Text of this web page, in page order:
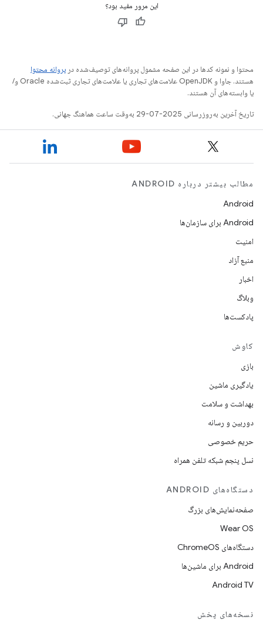
این مرور مفید بود؟
محتوا و نمونه کدها در این صفحه مشمول پروانه‌های توصیف‌شده در پروانه محتوا
هستند. جاوا و OpenJDK علامت‌های تجاری یا علامت‌های تجاری ثبت‌شده Oracle و/
یا وابسته‌های آن هستند.
تاریخ آخرین به‌روزرسانی 2025-07-29 به‌وقت ساعت هماهنگ جهانی.
مطالب بیشتر درباره ANDROID
Android
Android برای سازمان‌ها
امنیت
منبع آزاد
اخبار
وبلاگ
پادکست‌ها
کاوش
بازی
یادگیری ماشین
بهداشت و سلامت
دوربین و رسانه
حریم خصوصی
نسل پنجم شبکه تلفن همراه
دستگاه‌های ANDROID
صفحه‌نمایش‌های بزرگ
Wear OS
دستگاه‌های ChromeOS
Android برای ماشین‌ها
Android TV
نسخه‌های پخش